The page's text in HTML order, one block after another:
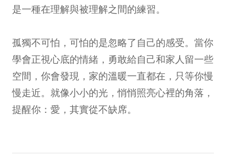
是一種在理解與被理解之間的練習。
孤獨不可怕，可怕的是忽略了自己的感受。當你
學會正視心底的情緒，勇敢給自己和家人留一些
空間，你會發現，家的溫暖一直都在，只等你慢
慢走近。就像小小的光，悄悄照亮心裡的角落，
提醒你：愛，其實從不缺席。